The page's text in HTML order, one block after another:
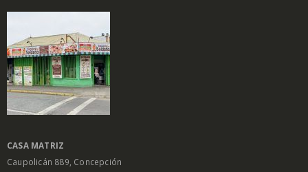
CASA MATRIZ
Caupolicán 889, Concepción